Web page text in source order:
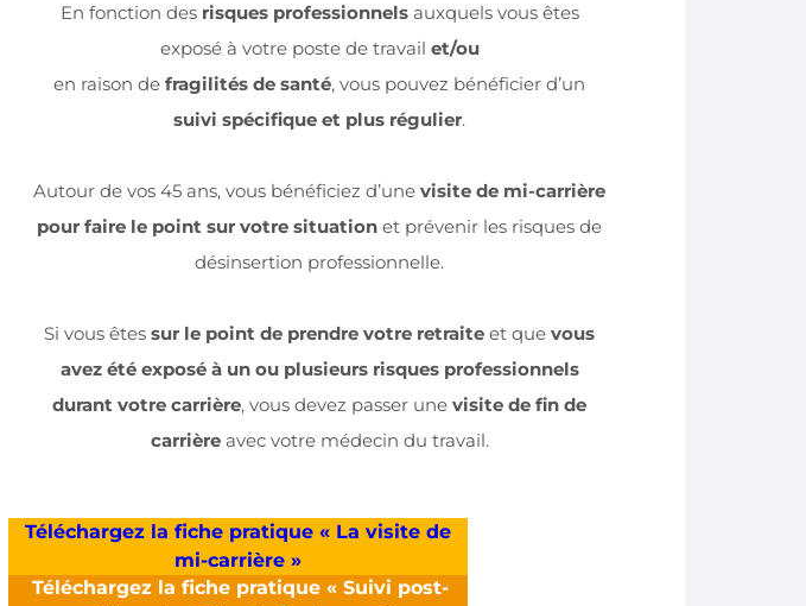
En fonction des risques professionnelsauxquels vous êtes
exposé à votre poste de travail et/ou
en raison de fragilités de santé, vous pouvez bénéficier d’un
suivi spécifique et plus régulier.
Autour de vos 45 ans, vous bénéficiez d’une visite de mi-carrière
pour faire le point sur votre situation et prévenir les risques de
désinsertion professionnelle.
Si vous êtes sur le point de prendre votre retraite et que vous
avez été exposé à un ou plusieurs risques professionnels
durant votre carrière, vous devez passer une visite de fin de
carrièreavec votre médecin du travail.
Téléchargez la fiche pratique « La visite de
mi-carrière »
Téléchargez la fiche pratique « Suivi post-